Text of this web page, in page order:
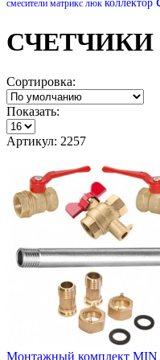
смесители матрикс люк коллектор
СЧЕТЧИКИ
Сортировка:
Показать:
Артикул: 2257
Монтажный комплект